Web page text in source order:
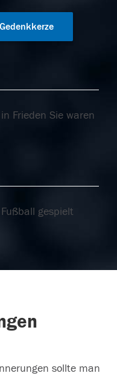
Frieden Sie waren
gespielt
sollte man